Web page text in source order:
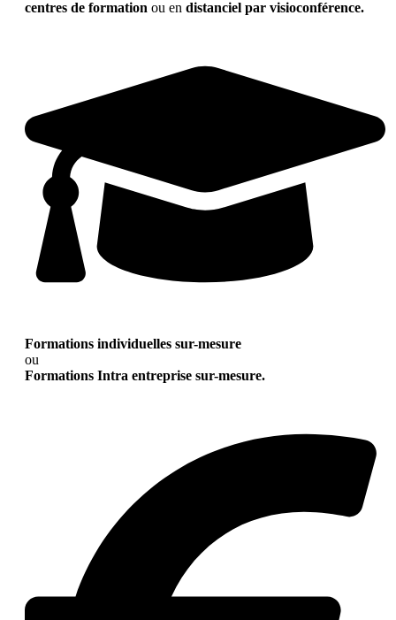
centres de formation ou en distanciel par visioconférence.
Formations individuelles sur-mesure
ou
Formations Intra entreprise sur-mesure.